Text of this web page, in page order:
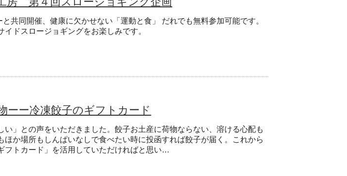
共同開催、健康に欠かせない「運動と食」 だれでも無料参加可能です。
イドスロージョギングをお楽しみです。
ーー冷凍餃子のギフトカード
い」との声をいただきました。餃子お土産に荷物ならない、溶ける心配も
ほか場所もしんぱいなしで食べたい時に投函すれば餃子が届く。これから
フトカード」を活用していただければと思い…